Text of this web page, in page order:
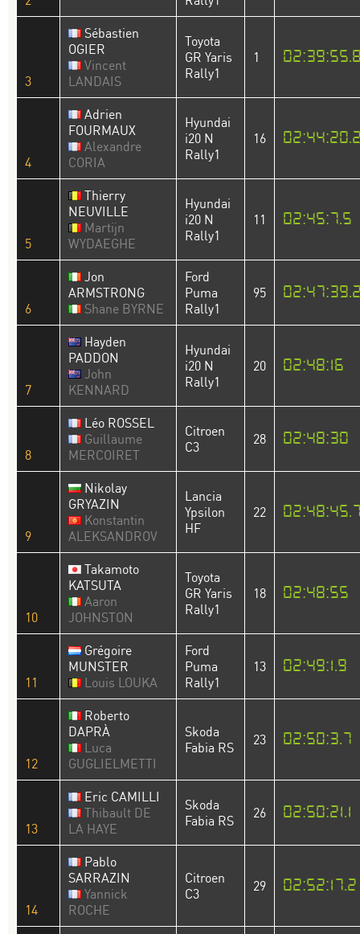
3
Sébastien
OGIER
Vincent
LANDAIS
Toyota
GR Yaris
Rally1
1
4
Adrien
FOURMAUX
Alexandre
CORIA
Hyundai
i20 N
Rally1
16
5
Thierry
NEUVILLE
Martijn
WYDAEGHE
Hyundai
i20 N
Rally1
11 02:45:7.5
6
Jon
ARMSTRONG
Shane BYRNE
Ford
Puma
Rally1
95
7
Hayden
PADDON
John
KENNARD
Hyundai
i20 N
Rally1
20 02:48:16
8
Léo ROSSEL
Guillaume
MERCOIRET
Citroen
C3
28 02:48:30
9
Nikolay
GRYAZIN
Konstantin
ALEKSANDROV
Lancia
Ypsilon
HF
22
10
Takamoto
KATSUTA
Aaron
JOHNSTON
Toyota
GR Yaris
Rally1
18 02:48:55
11
Grégoire
MUNSTER
Louis LOUKA
Ford
Puma
Rally1
13 02:49:1.9
12
Roberto
DAPRÀ
Luca
GUGLIELMETTI
Skoda
Fabia RS
23 02:50:3.7
13
Eric CAMILLI
Thibault DE
LA HAYE
Skoda
Fabia RS
26 02:50:21.1
14
Pablo
SARRAZIN
Yannick
ROCHE
Citroen
C3
29 02:52:17.2